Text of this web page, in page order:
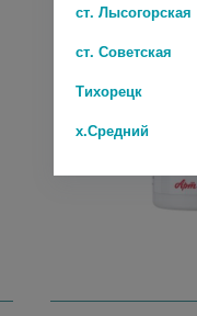
ст. Лысогорская
ст. Советская
Тихорецк
х.Средний